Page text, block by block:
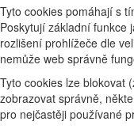
Tyto cookies pomáhají s
Poskytují základní funkce
rozlišení prohlížeče dle
nemůže web správně
Tyto cookies lze blokovat
zobrazovat správně,
pro nejčastěji používané